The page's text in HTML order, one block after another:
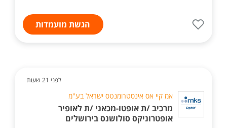
הגשת מועמדות
לפני 21 שעות
אמ קיי אס אינסטרומנטס ישראל בע"מ
מרכיב /ת אופטו-מכאני /ת לאופיר
אופטרוניקס סולושנס בירושלים